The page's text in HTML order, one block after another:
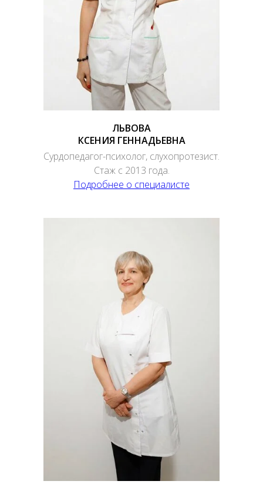
ЛЬВОВА
КСЕНИЯ ГЕННАДЬЕВНА
Сурдопедагог-психолог, слухопротезист.
Стаж с 2013 года.
Подробнее о специалисте